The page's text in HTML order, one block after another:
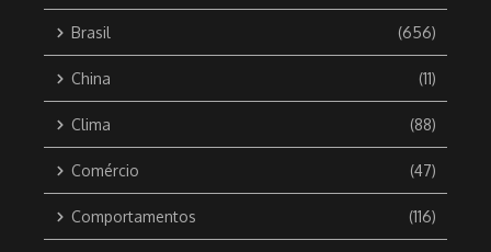
Brasil (656)
China (11)
Clima (88)
Comércio (47)
Comportamentos (116)